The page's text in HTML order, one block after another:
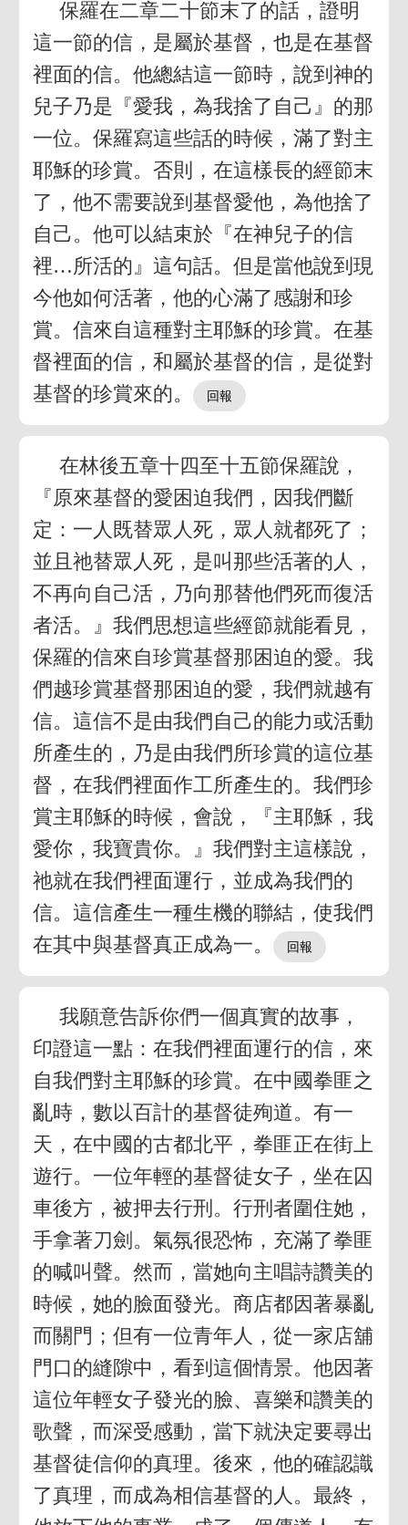
保羅在二章二十節末了的話，證明
這一節的信，是屬於基督，也是在基督
裡面的信。他總結這一節時，說到神的
兒子乃是『愛我，為我捨了自己』的那
一位。保羅寫這些話的時候，滿了對主
耶穌的珍賞。否則，在這樣長的經節末
了，他不需要說到基督愛他，為他捨了
自己。他可以結束於『在神兒子的信
裡…所活的』這句話。但是當他說到現
今他如何活著，他的心滿了感謝和珍
賞。信來自這種對主耶穌的珍賞。在基
督裡面的信，和屬於基督的信，是從對
基督的珍賞來的。
在林後五章十四至十五節保羅說，
『原來基督的愛困迫我們，因我們斷
定：一人既替眾人死，眾人就都死了；
並且祂替眾人死，是叫那些活著的人，
不再向自己活，乃向那替他們死而復活
者活。』我們思想這些經節就能看見，
保羅的信來自珍賞基督那困迫的愛。我
們越珍賞基督那困迫的愛，我們就越有
信。這信不是由我們自己的能力或活動
所產生的，乃是由我們所珍賞的這位基
督，在我們裡面作工所產生的。我們珍
賞主耶穌的時候，會說，『主耶穌，我
愛你，我寶貴你。』我們對主這樣說，
祂就在我們裡面運行，並成為我們的
信。這信產生一種生機的聯結，使我們
在其中與基督真正成為一。
我願意告訴你們一個真實的故事，
印證這一點：在我們裡面運行的信，來
自我們對主耶穌的珍賞。在中國拳匪之
亂時，數以百計的基督徒殉道。有一
天，在中國的古都北平，拳匪正在街上
遊行。一位年輕的基督徒女子，坐在囚
車後方，被押去行刑。行刑者圍住她，
手拿著刀劍。氣氛很恐怖，充滿了拳匪
的喊叫聲。然而，當她向主唱詩讚美的
時候，她的臉面發光。商店都因著暴亂
而關門；但有一位青年人，從一家店舖
門口的縫隙中，看到這個情景。他因著
這位年輕女子發光的臉、喜樂和讚美的
歌聲，而深受感動，當下就決定要尋出
基督徒信仰的真理。後來，他的確認識
了真理，而成為相信基督的人。最終，